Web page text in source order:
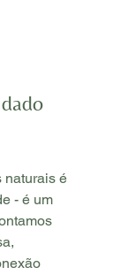
naturais é
- é um